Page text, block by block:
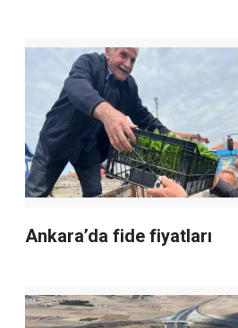
Ankara’da fide fiyatları